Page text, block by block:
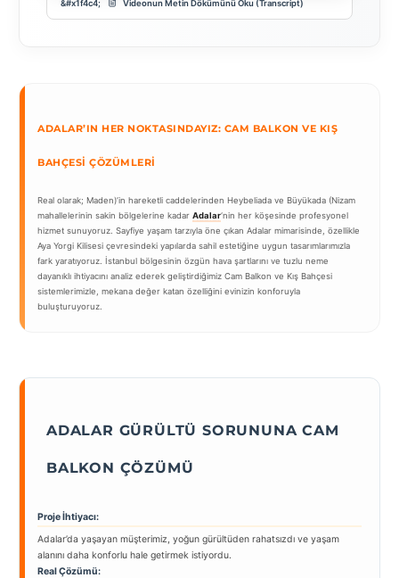
Videonun Metin Dökümünü Oku (Transcript)
ADALAR’IN HER NOKTASINDAYIZ: CAM BALKON VE KIŞ
BAHÇESI ÇÖZÜMLERI
Real olarak; Maden)’in hareketli caddelerinden Heybeliada ve Büyükada (Nizam
mahallelerinin sakin bölgelerine kadar Adalar‘nin her köşesinde profesyonel
hizmet sunuyoruz. Sayfiye yaşam tarzıyla öne çıkan Adalar mimarisinde, özellikle
Aya Yorgi Kilisesi çevresindeki yapılarda sahil estetiğine uygun tasarımlarımızla
fark yaratıyoruz. İstanbul bölgesinin özgün hava şartlarını ve tuzlu neme
dayanıklı ihtiyacını analiz ederek geliştirdiğimiz Cam Balkon ve Kış Bahçesi
sistemlerimizle, mekana değer katan özelliğini evinizin konforuyla
buluşturuyoruz.
ADALAR GÜRÜLTÜ SORUNUNA CAM
BALKON ÇÖZÜMÜ
Proje İhtiyacı:
Adalar’da yaşayan müşterimiz, yoğun gürültüden rahatsızdı ve yaşam
alanını daha konforlu hale getirmek istiyordu.
Real Çözümü: